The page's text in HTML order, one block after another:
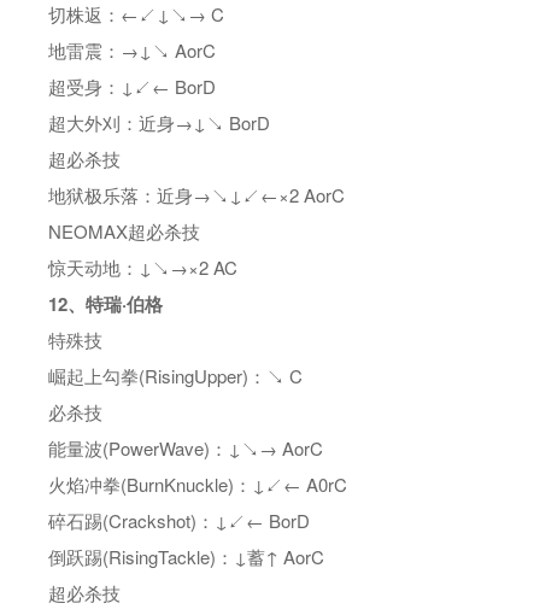
切株返：←↙↓↘→ C
地雷震：→↓↘ AorC
超受身：↓↙← BorD
超大外刈：近身→↓↘ BorD
超必杀技
地狱极乐落：近身→↘↓↙←×2 AorC
NEOMAX超必杀技
惊天动地：↓↘→×2 AC
12、特瑞·伯格
特殊技
崛起上勾拳(RisingUpper)：↘ C
必杀技
能量波(PowerWave)：↓↘→ AorC
火焰冲拳(BurnKnuckle)：↓↙← A0rC
碎石踢(Crackshot)：↓↙← BorD
倒跃踢(RisingTackle)：↓蓄↑ AorC
超必杀技